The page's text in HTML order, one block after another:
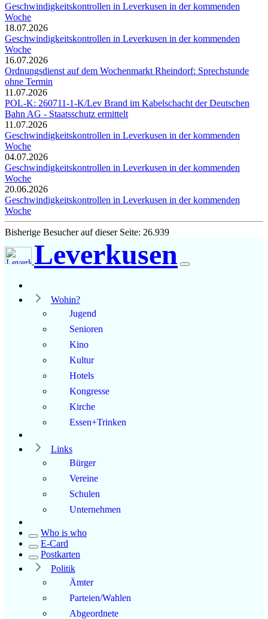
Geschwindigkeitskontrollen in Leverkusen in der kommenden
Woche
18.07.2026
Geschwindigkeitskontrollen in Leverkusen in der kommenden
Woche
16.07.2026
Ordnungsdienst auf dem Wochenmarkt Rheindorf: Sprechstunde
ohne Termin
11.07.2026
POL-K: 260711-1-K/Lev Brand im Kabelschacht der Deutschen
Bahn AG - Staatsschutz ermittelt
11.07.2026
Geschwindigkeitskontrollen in Leverkusen in der kommenden
Woche
04.07.2026
Geschwindigkeitskontrollen in Leverkusen in der kommenden
Woche
20.06.2026
Geschwindigkeitskontrollen in Leverkusen in der kommenden
Woche
Bisherige Besucher auf dieser Seite: 26.939
Leverkusen
Wohin?
Jugend
Senioren
Kino
Kultur
Hotels
Kongresse
Kirche
Essen+Trinken
Links
Bürger
Vereine
Schulen
Unternehmen
Who is who
E-Card
Postkarten
Politik
Ämter
Parteien/Wahlen
Abgeordnete